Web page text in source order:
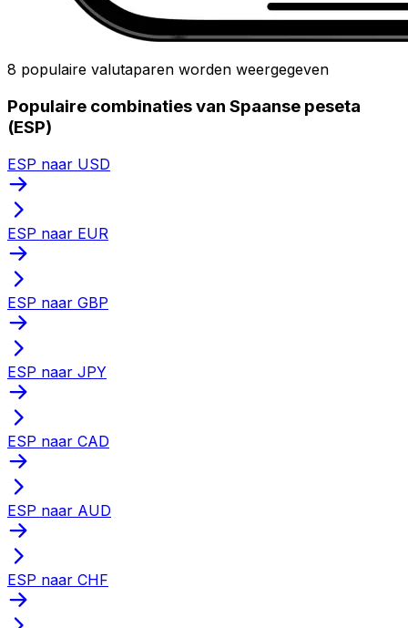
8 populaire valutaparen worden weergegeven
Populaire combinaties van Spaanse peseta
(ESP)
ESP naar USD
ESP naar EUR
ESP naar GBP
ESP naar JPY
ESP naar CAD
ESP naar AUD
ESP naar CHF